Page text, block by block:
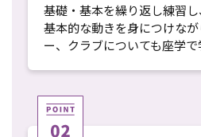
基礎・基本を繰り返し練習
基本的な動きを身につけな
ー、クラブについても座学で